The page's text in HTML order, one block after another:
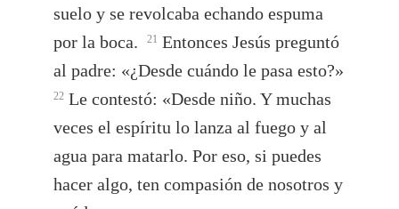
suelo y se revolcaba echando espuma
por la boca.
21 Entonces Jesús preguntó
al padre: «¿Desde cuándo le pasa esto?»
22 Le contestó: «Desde niño. Y muchas
veces el espíritu lo lanza al fuego y al
agua para matarlo. Por eso, si puedes
hacer algo, ten compasión de nosotros y